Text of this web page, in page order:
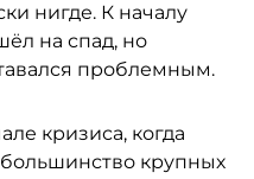
нигде. К началу
на спад, но
проблемным.
кризиса, когда
крупных